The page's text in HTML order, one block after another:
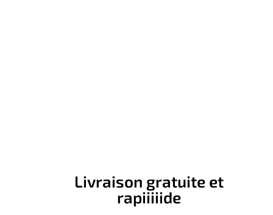
Livraison gratuite et
rapiiiiide